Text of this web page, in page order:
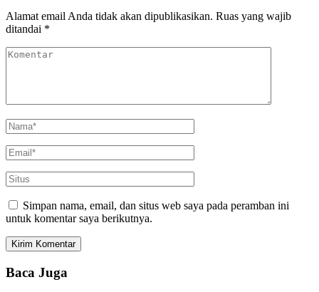
Alamat email Anda tidak akan dipublikasikan. Ruas yang wajib
ditandai *
Simpan nama, email, dan situs web saya pada peramban ini
untuk komentar saya berikutnya.
Baca Juga